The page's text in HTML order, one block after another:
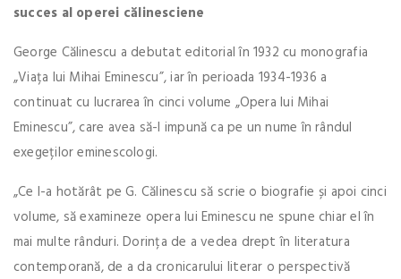
succes al operei călinesciene
George Călinescu a debutat editorial în 1932 cu monografia
„Viața lui Mihai Eminescu”, iar în perioada 1934-1936 a
continuat cu lucrarea în cinci volume „Opera lui Mihai
Eminescu”, care avea să-l impună ca pe un nume în rândul
exegeților eminescologi.
„Ce l-a hotărât pe G. Călinescu să scrie o biografie și apoi cinci
volume, să examineze opera lui Eminescu ne spune chiar el în
mai multe rânduri. Dorința de a vedea drept în literatura
contemporană, de a da cronicarului literar o perspectivă